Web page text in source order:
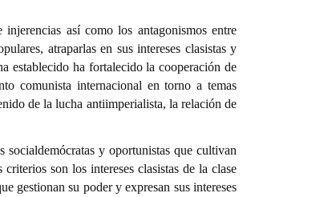
así como los antagonismos entre
atraparlas en sus intereses clasistas y
establecido ha fortalecido la cooperación de
comunista internacional en torno a temas
de la lucha antiimperialista, la relación de
socialdemócratas y oportunistas que cultivan
son los intereses clasistas de la clase
gestionan su poder y expresan sus intereses